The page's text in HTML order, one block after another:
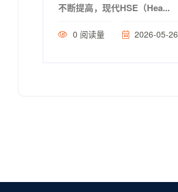
不断提高，现代HSE（Hea...
0 阅读量 2026-05-26